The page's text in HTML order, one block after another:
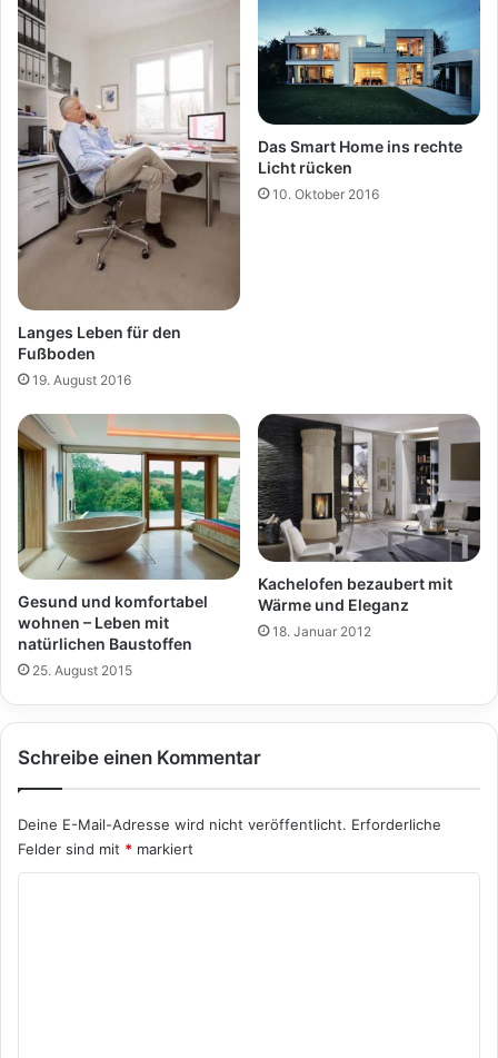
Langes Leben für den
Fußboden
19. August 2016
Das Smart Home ins rechte
Licht rücken
10. Oktober 2016
Gesund und komfortabel
wohnen – Leben mit
natürlichen Baustoffen
25. August 2015
Kachelofen bezaubert mit
Wärme und Eleganz
18. Januar 2012
Schreibe einen Kommentar
Deine E-Mail-Adresse wird nicht veröffentlicht. Erforderliche
Felder sind mit * markiert